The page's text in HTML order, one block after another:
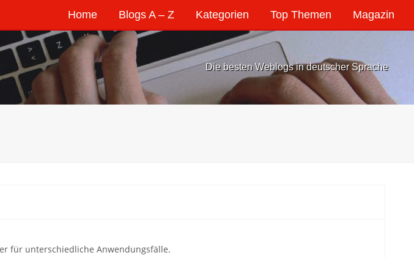
Home Blogs A – Z Kategorien Top Themen Magazin
Die besten Weblogs in deutscher Sprache
für unterschiedliche Anwendungsfälle.